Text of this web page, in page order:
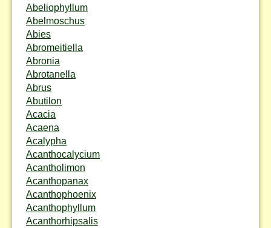
Abeliophyllum
Abelmoschus
Abies
Abromeitiella
Abronia
Abrotanella
Abrus
Abutilon
Acacia
Acaena
Acalypha
Acanthocalycium
Acantholimon
Acanthopanax
Acanthophoenix
Acanthophyllum
Acanthorhipsalis